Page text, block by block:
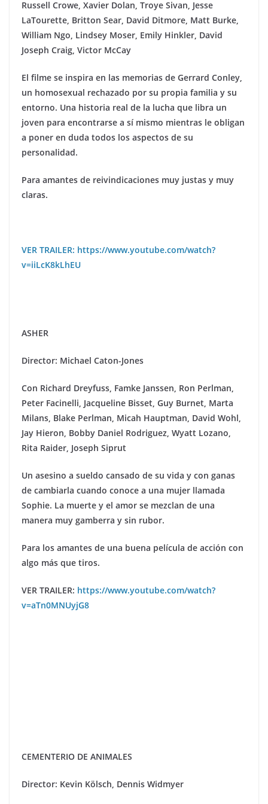
Russell Crowe, Xavier Dolan, Troye Sivan, Jesse
LaTourette, Britton Sear, David Ditmore, Matt Burke,
William Ngo, Lindsey Moser, Emily Hinkler, David
Joseph Craig, Victor McCay
El filme se inspira en las memorias de Gerrard Conley,
un homosexual rechazado por su propia familia y su
entorno. Una historia real de la lucha que libra un
joven para encontrarse a sí mismo mientras le obligan
a poner en duda todos los aspectos de su
personalidad.
Para amantes de reivindicaciones muy justas y muy
claras.
VER TRAILER: https://www.youtube.com/watch?
v=iiLcK8kLhEU
ASHER
Director: Michael Caton-Jones
Con Richard Dreyfuss, Famke Janssen, Ron Perlman,
Peter Facinelli, Jacqueline Bisset, Guy Burnet, Marta
Milans, Blake Perlman, Micah Hauptman, David Wohl,
Jay Hieron, Bobby Daniel Rodriguez, Wyatt Lozano,
Rita Raider, Joseph Siprut
Un asesino a sueldo cansado de su vida y con ganas
de cambiarla cuando conoce a una mujer llamada
Sophie. La muerte y el amor se mezclan de una
manera muy gamberra y sin rubor.
Para los amantes de una buena película de acción con
algo más que tiros.
VER TRAILER: https://www.youtube.com/watch?
v=aTn0MNUyjG8
CEMENTERIO DE ANIMALES
Director: Kevin Kölsch, Dennis Widmyer